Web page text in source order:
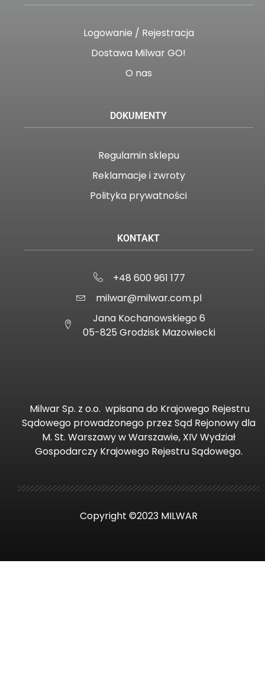
Logowanie / Rejestracja
Dostawa Milwar GO!
O nas
DOKUMENTY
Regulamin sklepu
Reklamacje i zwroty
Polityka prywatności
KONTAKT
+48 600 961 177
milwar@milwar.com.pl
Jana Kochanowskiego 6
05-825 Grodzisk Mazowiecki
Milwar Sp. z o.o. wpisana do Krajowego Rejestru
Sądowego prowadzonego przez Sąd Rejonowy dla
M. St. Warszawy w Warszawie, XIV Wydział
Gospodarczy Krajowego Rejestru Sądowego.
Copyright ©2023 MILWAR